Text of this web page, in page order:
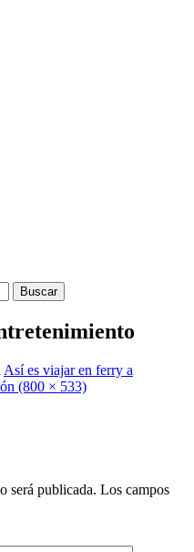
Así es viajar en ferry a
(800 × 533)
será publicada. Los campos